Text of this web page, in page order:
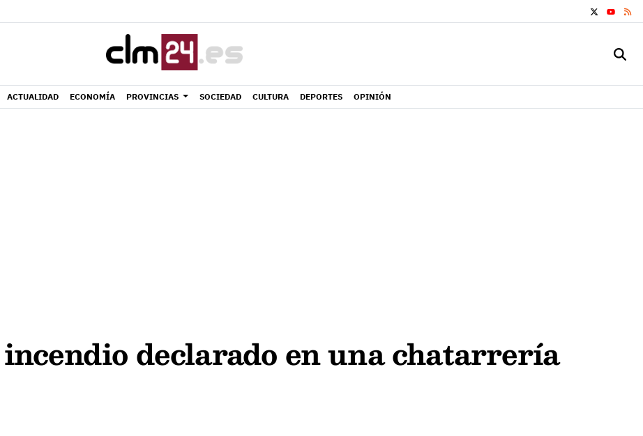
YOUTUBE
ACTUALIDAD ECONOMÍA PROVINCIAS SOCIEDAD CULTURA DEPORTES OPINIÓN
declarado en una chatarrería